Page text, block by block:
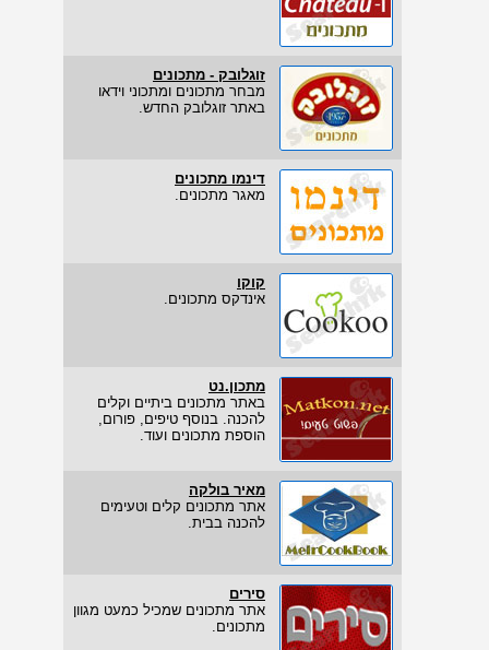
זוגלובק - מתכונים
מבחר מתכונים ומתכוני וידאו
באתר זוגלובק החדש.
דינמו מתכונים
מאגר מתכונים.
קוקו
אינדקס מתכונים.
מתכון.נט
באתר מתכונים ביתיים וקלים
להכנה. בנוסף טיפים, פורום,
הוספת מתכונים ועוד.
מאיר בולקה
אתר מתכונים קלים וטעימים
להכנה בבית.
סירים
אתר מתכונים שמכיל כמעט מגוון
מתכונים.